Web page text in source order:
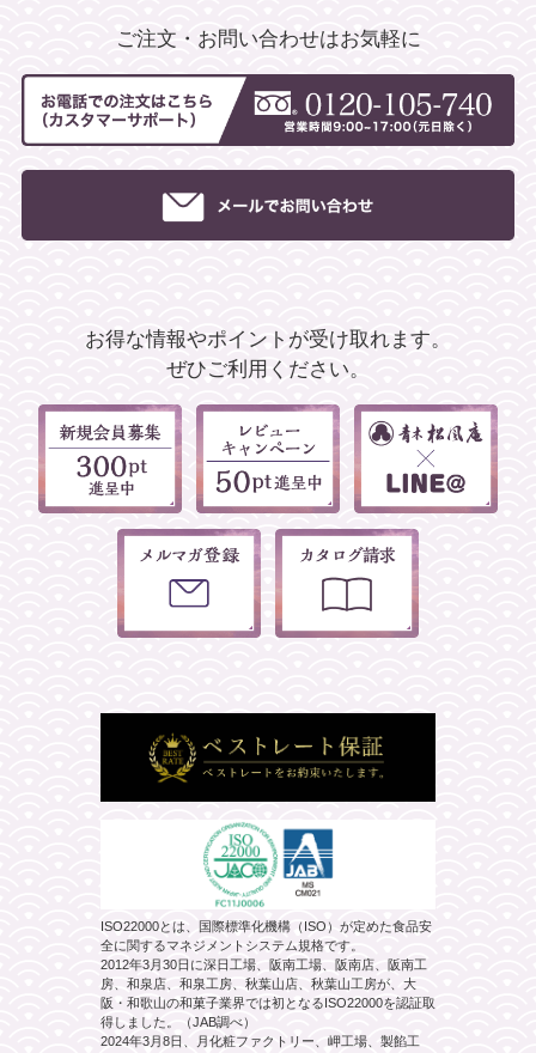
ご注文・お問い合わせはお気軽に
お得な情報やポイントが受け取れます。
ぜひご利用ください。
ISO22000とは、国際標準化機構（ISO）が定めた食品安
全に関するマネジメントシステム規格です。
2012年3月30日に深日工場、阪南工場、阪南店、阪南工
房、和泉店、和泉工房、秋葉山店、秋葉山工房が、大
阪・和歌山の和菓子業界では初となるISO22000を認証取
得しました。（JAB調べ）
2024年3月8日、月化粧ファクトリー、岬工場、製餡工